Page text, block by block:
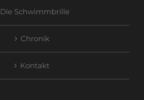
Die Schwimmbrille
Chronik
Kontakt